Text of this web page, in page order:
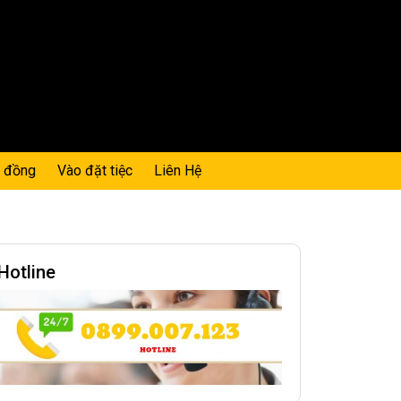
đồng Vào đặt tiệc Liên Hệ